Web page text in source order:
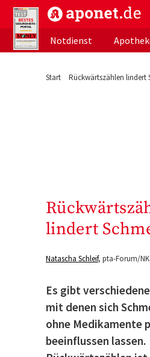
aponet.de - Das
Notdienst
Start Rückwärtszählen lindert
lindert
Natascha Schleif pta-Forum/NK
Es gibt
mit denen sich
ohne Medikamente
beeinflussen lassen.